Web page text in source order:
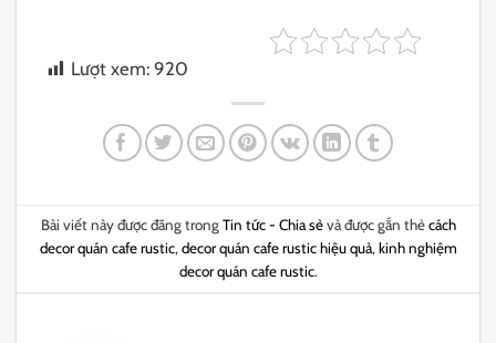
Lượt xem: 920
Bài viết này được đăng trongTin tức - Chia sẻvà được gắn thẻcách
decor quán cafe rustic, decor quán cafe rustic hiệu quả, kinh nghiệm
decor quán cafe rustic.